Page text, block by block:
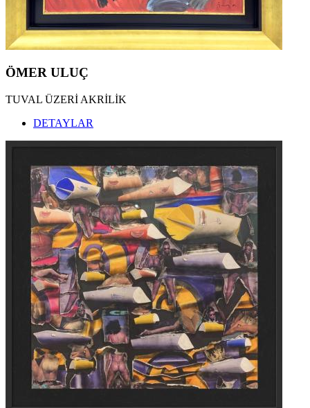
ÖMER ULUÇ
TUVAL ÜZERİ AKRİLİK
DETAYLAR